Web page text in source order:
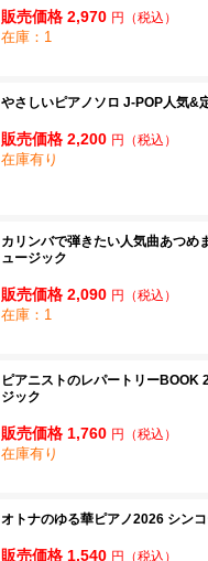
販売価格 2,970 円 （税込）
在庫：1
やさしいピアノソロ J-POP人気&
販売価格 2,200 円 （税込）
在庫有り
カリンバで弾きたい人気曲あつめ
ュージック
販売価格 2,090 円 （税込）
在庫：1
ピアニストのレパートリーBOOK
ジック
販売価格 1,760 円 （税込）
在庫有り
オトナのゆる華ピアノ2026 シン
販売価格 1,540 円 （税込）